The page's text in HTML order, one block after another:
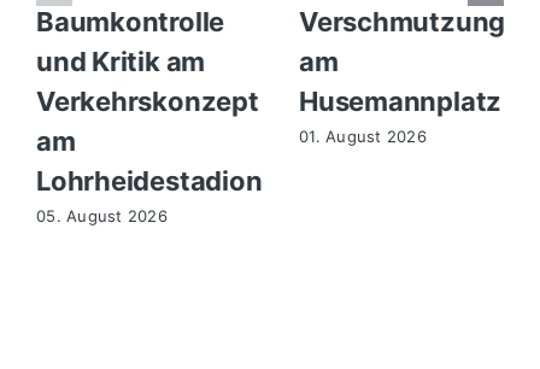
Baumkontrolle
und Kritik am
Verkehrskonzept
am
Lohrheidestadion
05. August 2026
Verschmutzung
am
Husemannplatz
01. August 2026